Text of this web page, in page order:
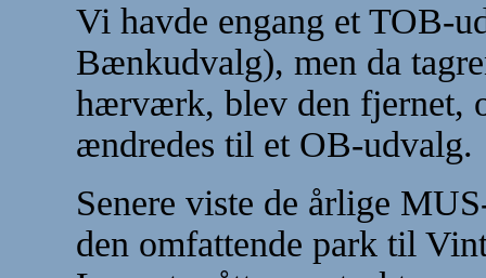
Vi havde engang et TOB-
Bænkudvalg), men da
hærværk, blev den fjernet,
ændredes til et OB-udvalg.
Senere viste de årlige
den omfattende park til